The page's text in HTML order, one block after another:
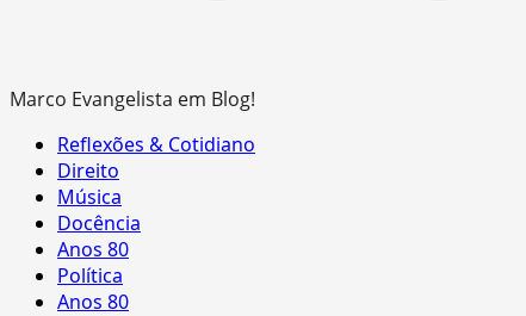
Marco Evangelista em Blog!
Primary
Menu
Reflexões & Cotidiano
Direito
Música
Docência
Anos 80
Política
Anos 80